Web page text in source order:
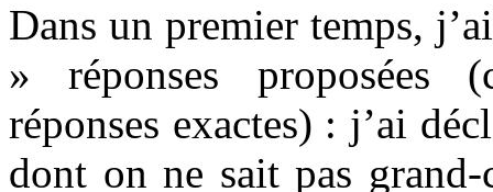
Dans un premier temps,
» réponses proposées
réponses exactes) : j’ai
dont on ne sait pas